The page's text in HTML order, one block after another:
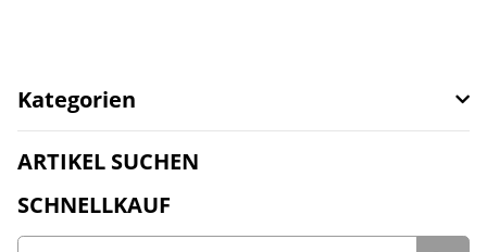
Kategorien
ARTIKEL SUCHEN
SCHNELLKAUF